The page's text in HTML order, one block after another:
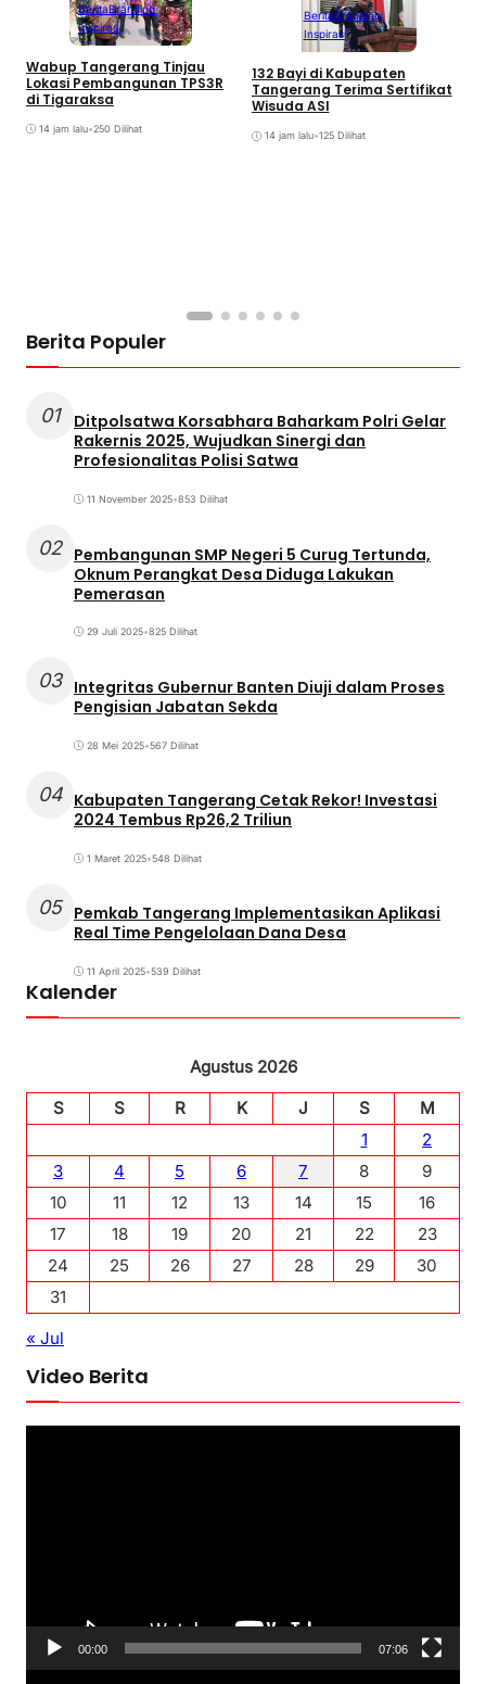
BeritaBranding
Inspirasi
Wabup Tangerang Tinjau
Lokasi Pembangunan TPS3R
di Tigaraksa
14 jam lalu•250 Dilihat
BeritaBranding
Inspirasi
132 Bayi di Kabupaten
Tangerang Terima Sertifikat
Wisuda ASI
14 jam lalu•125 Dilihat
Berita Populer
01
Ditpolsatwa Korsabhara Baharkam Polri Gelar
Rakernis 2025, Wujudkan Sinergi dan
Profesionalitas Polisi Satwa
11 November 2025•853 Dilihat
02 Pembangunan SMP Negeri 5 Curug Tertunda,
Oknum Perangkat Desa Diduga Lakukan
Pemerasan
29 Juli 2025•825 Dilihat
03 Integritas Gubernur Banten Diuji dalam Proses
Pengisian Jabatan Sekda
28 Mei 2025•567 Dilihat
04 Kabupaten Tangerang Cetak Rekor! Investasi
2024 Tembus Rp26,2 Triliun
1 Maret 2025•548 Dilihat
05 Pemkab Tangerang Implementasikan Aplikasi
Real Time Pengelolaan Dana Desa
11 April 2025•539 Dilihat
Kalender
Agustus 2026
S
S R K J S
M
1
2
3
4 5 6 7 8
9
10
11 12 13 14 15
16
17
18 19 20 21 22
23
24
25 26 27 28 29
30
31
« Jul
Video Berita
00:00 07:06